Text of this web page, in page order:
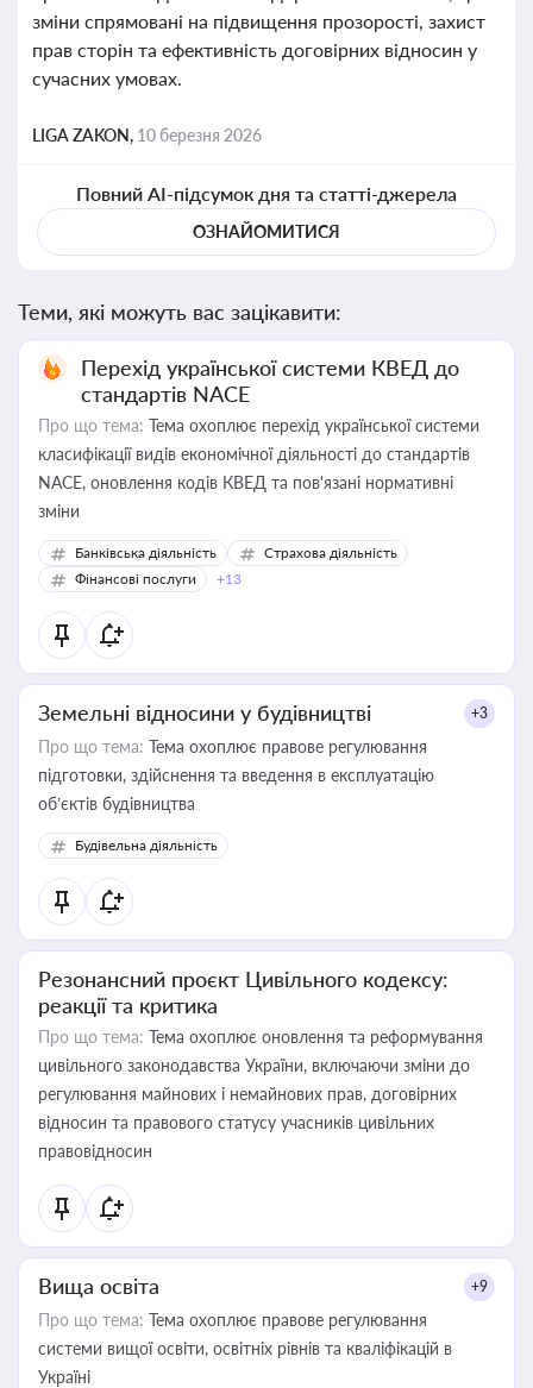
зміни спрямовані на підвищення прозорості, захист
прав сторін та ефективність договірних відносин у
сучасних умовах.
LIGA ZAKON, 10 березня 2026
Повний AI-підсумок дня та статті-джерела
ОЗНАЙОМИТИСЯ
Теми, які можуть вас зацікавити:
Перехід української системи КВЕД до
стандартів NACE
Про що тема: Тема охоплює перехід української системи
класифікації видів економічної діяльності до стандартів
NACE, оновлення кодів КВЕД та пов'язані нормативні
зміни
Банківська діяльність
Страхова діяльність
Фінансові послуги
+13
Земельні відносини у будівництві +3
Про що тема: Тема охоплює правове регулювання
підготовки, здійснення та введення в експлуатацію
об’єктів будівництва
Будівельна діяльність
Резонансний проєкт Цивільного кодексу:
реакції та критика
Про що тема: Тема охоплює оновлення та реформування
цивільного законодавства України, включаючи зміни до
регулювання майнових і немайнових прав, договірних
відносин та правового статусу учасників цивільних
правовідносин
Вища освіта +9
Про що тема: Тема охоплює правове регулювання
системи вищої освіти, освітніх рівнів та кваліфікацій в
Україні